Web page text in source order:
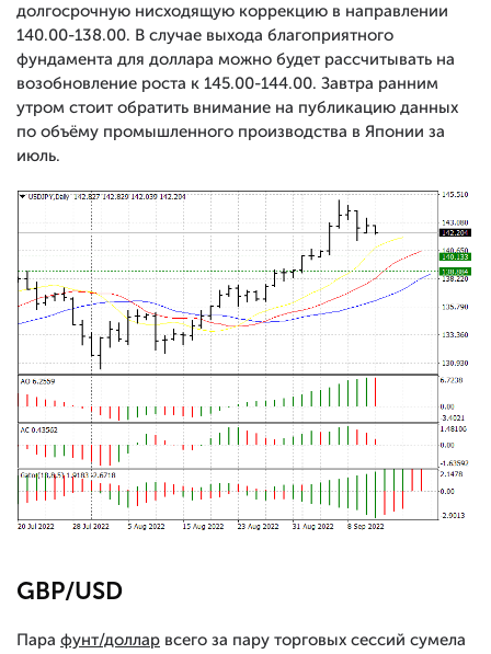
долгосрочную нисходящую коррекцию в направлении
140.00-138.00. В случае выхода благоприятного
фундамента для доллара можно будет рассчитывать на
возобновление роста к 145.00-144.00. Завтра ранним
утром стоит обратить внимание на публикацию данных
по объёму промышленного производства в Японии за
июль.
GBP/USD
Пара фунт/доллар всего за пару торговых сессий сумела